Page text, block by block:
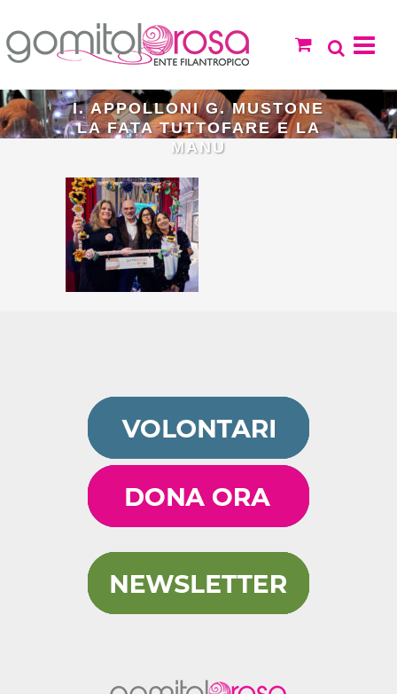
I. APPOLLONI G. MUSTONE
LA FATA TUTTOFARE E LA
MANU